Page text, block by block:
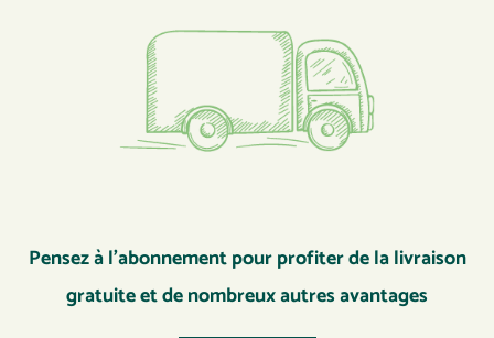
Pensez à l’abonnement pour profiter de la livraison
gratuite et de nombreux autres avantages